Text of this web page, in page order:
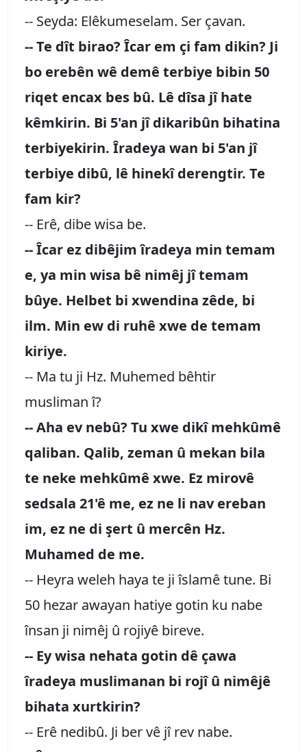
-- Seyda: Elêkumeselam. Ser çavan.
-- Te dît birao? Îcar em çi fam dikin? Ji
bo erebên wê demê terbiye bibin 50
riqet encax bes bû. Lê dîsa jî hate
kêmkirin. Bi 5'an jî dikaribûn bihatina
terbiyekirin. Îradeya wan bi 5'an jî
terbiye dibû, lê hinekî derengtir. Te
fam kir?
-- Erê, dibe wisa be.
-- Îcar ez dibêjim îradeya min temam
e, ya min wisa bê nimêj jî temam
bûye. Helbet bi xwendina zêde, bi
ilm. Min ew di ruhê xwe de temam
kiriye.
-- Ma tu ji Hz. Muhemed bêhtir
musliman î?
-- Aha ev nebû? Tu xwe dikî mehkûmê
qaliban. Qalib, zeman û mekan bila
te neke mehkûmê xwe. Ez mirovê
sedsala 21'ê me, ez ne li nav ereban
im, ez ne di şert û mercên Hz.
Muhamed de me.
-- Heyra weleh haya te ji îslamê tune. Bi
50 hezar awayan hatiye gotin ku nabe
însan ji nimêj û rojiyê bireve.
-- Ey wisa nehata gotin dê çawa
îradeya muslimanan bi rojî û nimêjê
bihata xurtkirin?
-- Erê nedibû. Ji ber vê jî rev nabe.